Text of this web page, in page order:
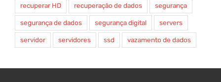
recuperar HD recuperação de dados segurança
segurança de dados segurança digital servers
servidor servidores ssd vazamento de dados